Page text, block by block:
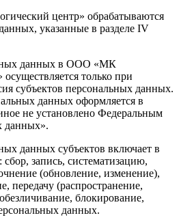
центр» обрабатываются
указанные в разделе IV
данных в ООО «МК
только при
субъектов персональных данных.
данных оформляется в
не установлено Федеральным
данных».
данных субъектов включает в
запись, систематизацию,
(обновление, изменение),
передачу (распространение,
блокирование,
данных.